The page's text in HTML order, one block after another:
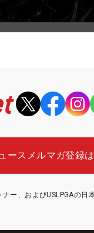
ース メルマガ登録
ー、およびUSLPGAの日